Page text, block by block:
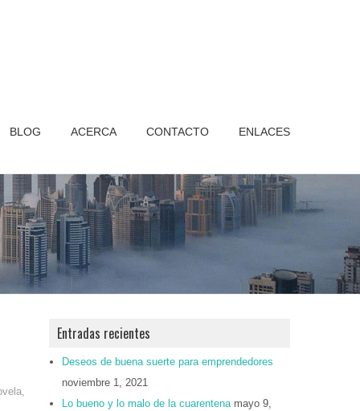
BLOG ACERCA CONTACTO ENLACES
,
Entradas recientes
Deseos de buena suerte para emprendedores
noviembre 1, 2021
Lo bueno y lo malo de la cuarentena mayo 9,